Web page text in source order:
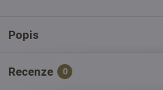
Popis
Recenze 0